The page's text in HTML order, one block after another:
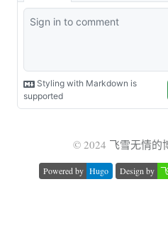
© 2024 飞雪无情的
Powered by Hugo Design by